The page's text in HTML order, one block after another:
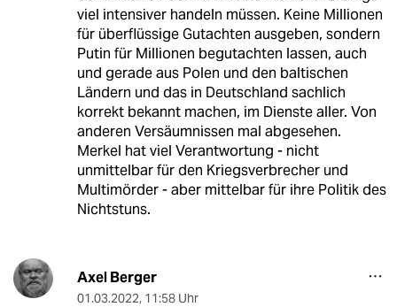
viel intensiver handeln müssen. Keine Millionen
für überflüssige Gutachten ausgeben, sondern
Putin für Millionen begutachten lassen, auch
und gerade aus Polen und den baltischen
Ländern und das in Deutschland sachlich
korrekt bekannt machen, im Dienste aller. Von
anderen Versäumnissen mal abgesehen.
Merkel hat viel Verantwortung - nicht
unmittelbar für den Kriegsverbrecher und
Multimörder - aber mittelbar für ihre Politik des
Nichtstuns.
Axel Berger
01.03.2022, 11:58 Uhr